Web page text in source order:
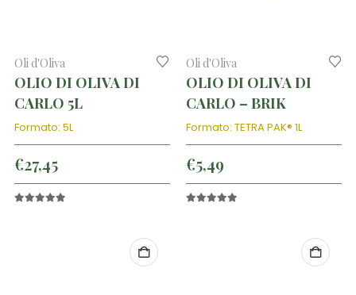
Oli d'Oliva
OLIO DI OLIVA DI
CARLO 5L
Formato: 5L
€27,45
Oli d'Oliva
OLIO DI OLIVA DI
CARLO – BRIK
Formato: TETRA PAK® 1L
€5,49